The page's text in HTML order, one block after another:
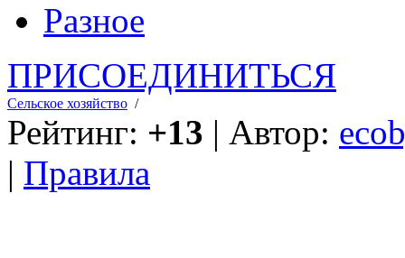
Разное
ПРИСОЕДИНИТЬСЯ
Сельское хозяйство /
Рейтинг: +13 | Автор:
| Правила